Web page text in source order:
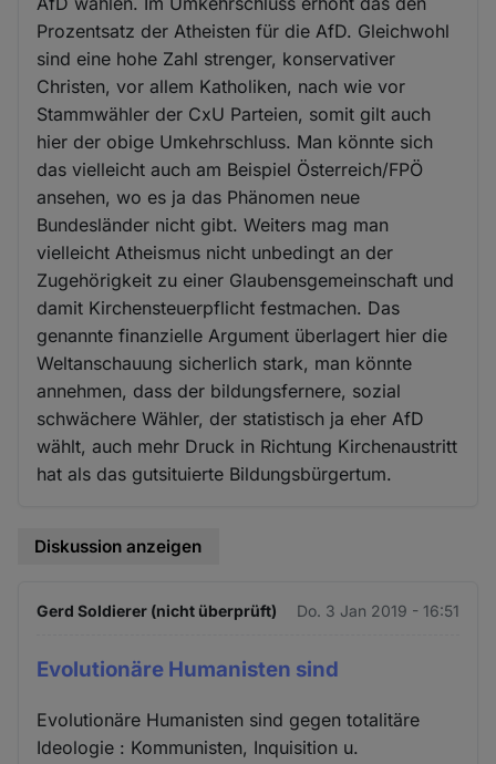
Prozentsatz der Atheisten für die AfD. Gleichwohl
sind eine hohe Zahl strenger, konservativer
Christen, vor allem Katholiken, nach wie vor
Stammwähler der CxU Parteien, somit gilt auch
hier der obige Umkehrschluss. Man könnte sich
das vielleicht auch am Beispiel Österreich/FPÖ
ansehen, wo es ja das Phänomen neue
Bundesländer nicht gibt. Weiters mag man
vielleicht Atheismus nicht unbedingt an der
Zugehörigkeit zu einer Glaubensgemeinschaft und
damit Kirchensteuerpflicht festmachen. Das
genannte finanzielle Argument überlagert hier die
Weltanschauung sicherlich stark, man könnte
annehmen, dass der bildungsfernere, sozial
schwächere Wähler, der statistisch ja eher AfD
wählt, auch mehr Druck in Richtung Kirchenaustritt
hat als das gutsituierte Bildungsbürgertum.
Diskussion anzeigen
Gerd Soldierer (nicht überprüft) Do. 3 Jan 2019 - 16:51
Evolutionäre Humanisten sind
Evolutionäre Humanisten sind gegen totalitäre
Ideologie : Kommunisten, Inquisition u.